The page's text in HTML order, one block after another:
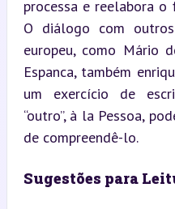
processa e reelabora
O diálogo com
europeu, como Mário
Espanca, também
um exercício de
“outro”, à la Pessoa,
de compreendê-lo.
Sugestões para